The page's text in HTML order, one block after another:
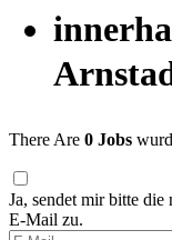
There Are 0 Jobs
Ja, sendet mir bitte die
E-Mail zu.